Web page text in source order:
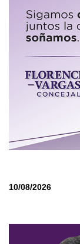
10/08/2026